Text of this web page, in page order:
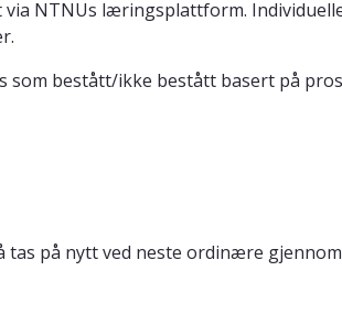
NTNUs læringsplattform.
som bestått/ikke bestått basert på
tas på nytt ved neste ordinære